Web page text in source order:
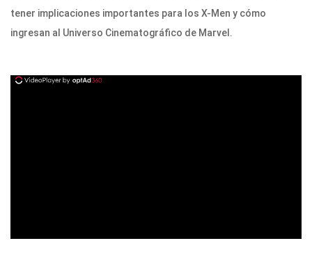
tener implicaciones importantes para los X-Men y cómo
ingresan al Universo Cinematográfico de Marvel.